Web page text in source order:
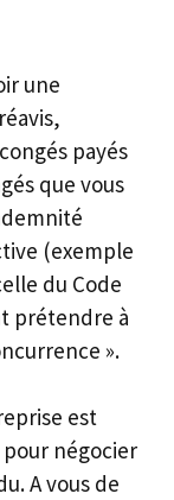
une
payés
que vous
(exemple
du Code
prétendre à
».
est
négocier
A vous de